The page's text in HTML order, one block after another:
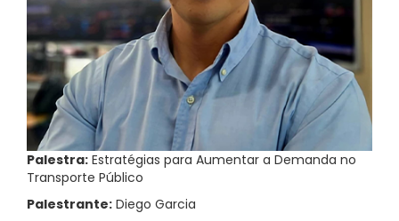
Palestra: Estratégias para Aumentar a Demanda no
Transporte Público
Palestrante: Diego Garcia